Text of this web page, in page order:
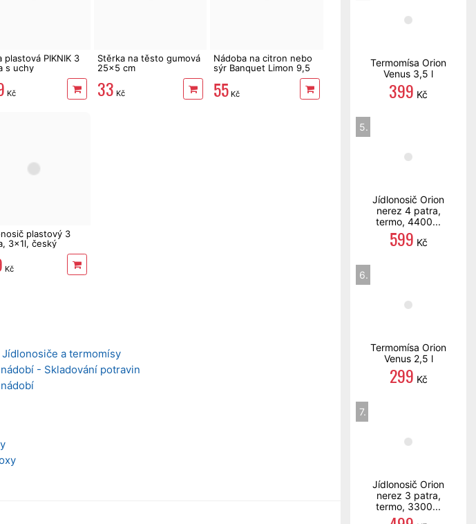
plastová PIKNIK 3
s uchy
Kč
Stěrka na těsto gumová
25x5 cm
33 Kč
Nádoba na citron nebo
sýr Banquet Limon 9,5
55 Kč
plastový 3
3x1l, český
Kč
a termomísy
- Skladování potravin
Termomísa Orion
Venus 3,5 l
399 Kč
5.
Jídlonosič Orion
nerez 4 patra,
termo, 4400...
599 Kč
6.
Termomísa Orion
Venus 2,5 l
299 Kč
7.
Jídlonosič Orion
nerez 3 patra,
termo, 3300...